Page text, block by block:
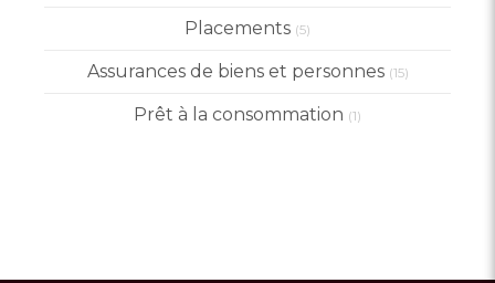
Placements (5)
Assurances de biens et personnes (15)
Prêt à la consommation (1)